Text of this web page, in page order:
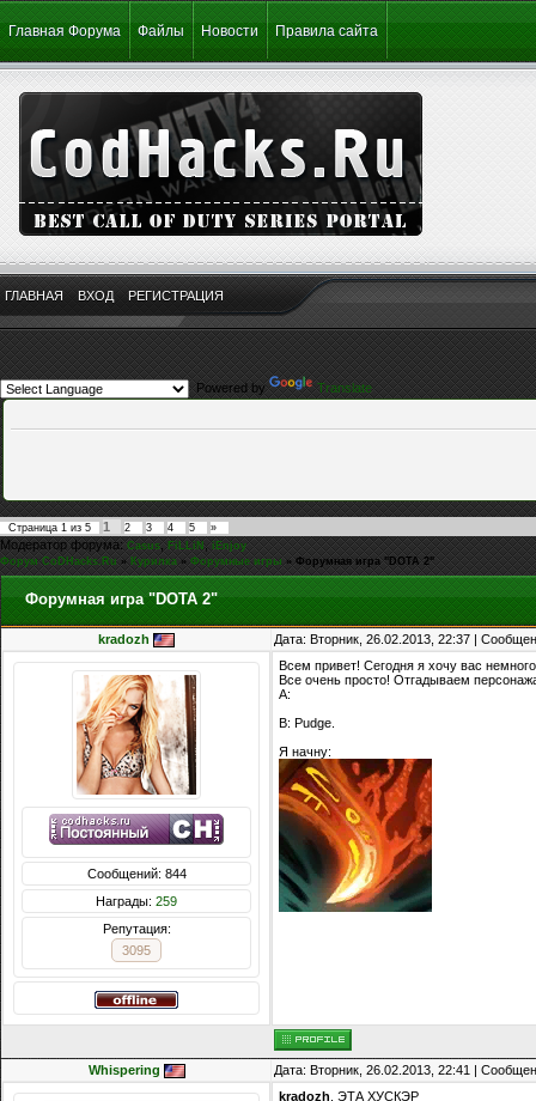
Главная Форума Файлы Новости Правила сайта
ГЛАВНАЯ ВХОД РЕГИСТРАЦИЯ
Powered by Translate
Страница 1 из 5 1 2 3 4 5 »
Модератор форума:Casus, FiLLiN,iEnjoy
Форум CoDHacks.Ru » Курилка » Форумные игры » Форумная игра "DOTA 2"
Форумная игра "DOTA 2"
kradozh Дата: Вторник, 26.02.2013, 22:37 |
Сообщений: 844
Награды: 259
Репутация:
3095
Всем привет! Сегодня я хочу вас
Все очень просто! Отгадываем
A:
B: Pudge.
Я начну:
Whispering Дата: Вторник, 26.02.2013, 22:41 |
kradozh , ЭТА ХУСКЭР